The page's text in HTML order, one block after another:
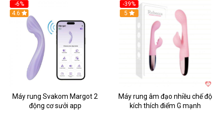
-6%
4.6
Máy rung Svakom Margot 2
động cơ sưởi app
-39%
Hot
5
Máy rung âm đạo nhiều chế độ
kích thích điểm G mạnh